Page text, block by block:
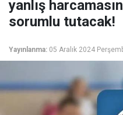
yanlış
sorumlu tutacak!
Yayınlanma: 05 Aralık 2024